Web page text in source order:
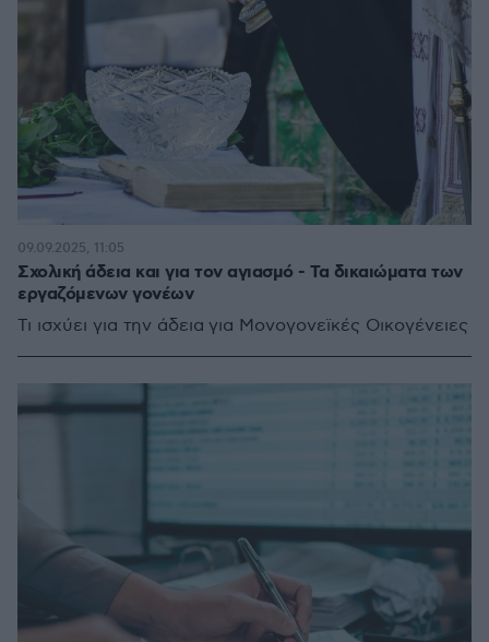
Σχολική άδεια και για τον αγιασμό - Τα δικαιώματα των
εργαζόμενων γονέων
Τι ισχύει για την άδεια για Μονογονεϊκές Οικογένειες
09.09.2025, 11:05